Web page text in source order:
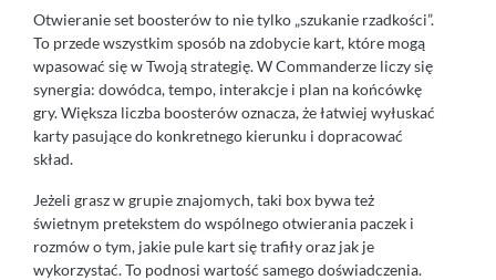
Otwieranie set boosterów to nie tylko „szukanie rzadkości”.
To przede wszystkim sposób na zdobycie kart, które mogą
wpasować się w Twoją strategię. W Commanderze liczy się
synergia: dowódca, tempo, interakcje i plan na końcówkę
gry. Większa liczba boosterów oznacza, że łatwiej wyłuskać
karty pasujące do konkretnego kierunku i dopracować
skład.
Jeżeli grasz w grupie znajomych, taki box bywa też
świetnym pretekstem do wspólnego otwierania paczek i
rozmów o tym, jakie pule kart się trafiły oraz jak je
wykorzystać. To podnosi wartość samego doświadczenia.